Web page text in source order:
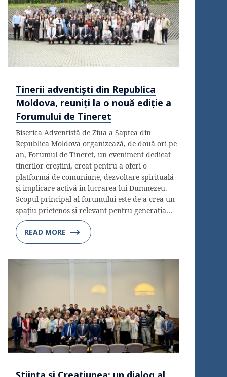
Tinerii adventiști din Republica
Moldova, reuniți la o nouă ediție a
Forumului de Tineret
Biserica Adventistă de Ziua a Șaptea din
Republica Moldova organizează, de două ori pe
an, Forumul de Tineret, un eveniment dedicat
tinerilor creștini, creat pentru a oferi o
platformă de comuniune, dezvoltare spirituală
și implicare activă în lucrarea lui Dumnezeu.
Scopul principal al forumului este de a crea un
spațiu prietenos și relevant pentru generația…
READ MORE